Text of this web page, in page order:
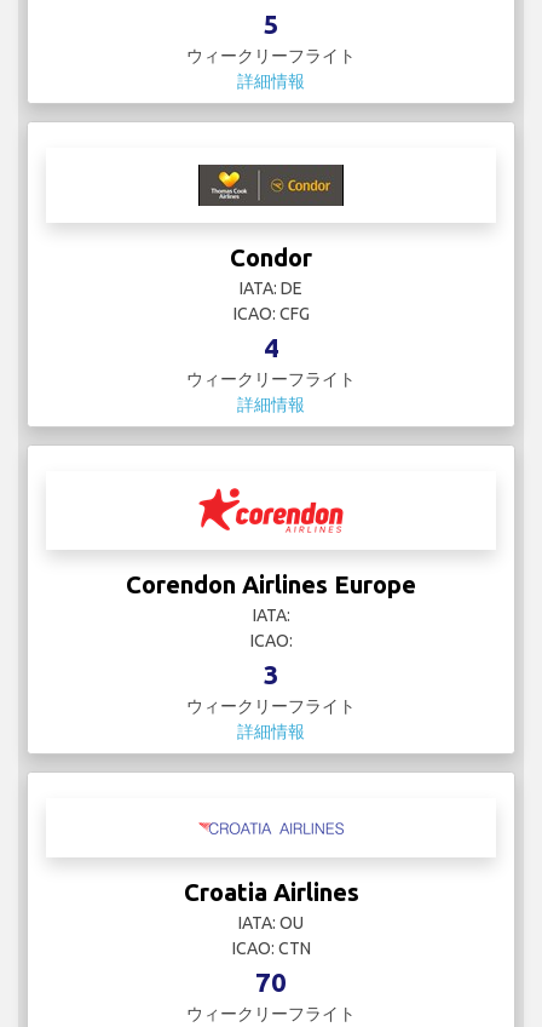
5
ウィークリーフライト
詳細情報
Condor
IATA: DE
ICAO: CFG
4
ウィークリーフライト
詳細情報
Corendon Airlines Europe
IATA:
ICAO:
3
ウィークリーフライト
詳細情報
Croatia Airlines
IATA: OU
ICAO: CTN
70
ウィークリーフライト